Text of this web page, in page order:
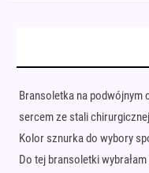
Bransoletka na podwójnym
sercem ze stali
Kolor sznurka do wybory
Do tej bransoletki